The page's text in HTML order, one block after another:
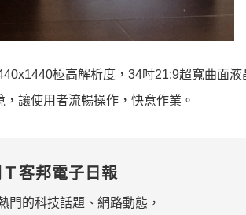
極高解析度，34吋21:9超寬曲面液
讓使用者流暢操作，快意作業。
客邦電子日報
門的科技話題、網路動態，